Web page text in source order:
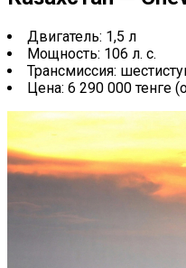
Двигатель: 1,5 л
Мощность: 106 л. с.
Трансмиссия:
Цена: 6 290 000 тенге